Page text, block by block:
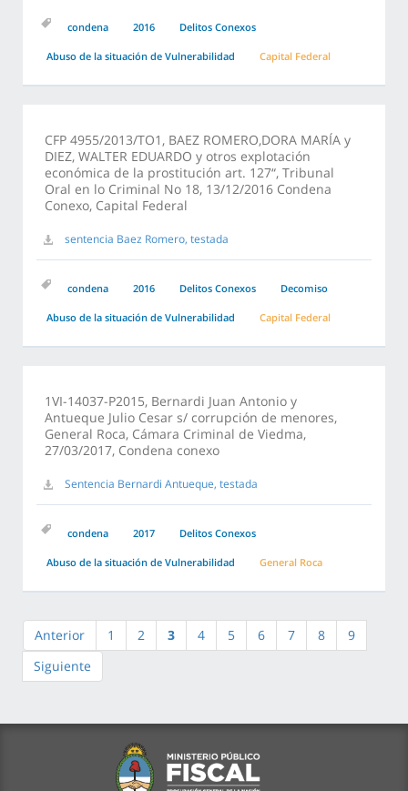
condena 2016 Delitos Conexos
Abuso de la situación de Vulnerabilidad Capital Federal
CFP 4955/2013/TO1, BAEZ ROMERO,DORA MARÍA y
DIEZ, WALTER EDUARDO y otros explotación
económica de la prostitución art. 127“, Tribunal
Oral en lo Criminal No 18, 13/12/2016 Condena
Conexo, Capital Federal
sentencia Baez Romero, testada
condena 2016 Delitos Conexos Decomiso
Abuso de la situación de Vulnerabilidad Capital Federal
1VI-14037-P2015, Bernardi Juan Antonio y
Antueque Julio Cesar s/ corrupción de menores,
General Roca, Cámara Criminal de Viedma,
27/03/2017, Condena conexo
Sentencia Bernardi Antueque, testada
condena 2017 Delitos Conexos
Abuso de la situación de Vulnerabilidad General Roca
Anterior 1 2 3 4 5 6 7 8
9
Siguiente